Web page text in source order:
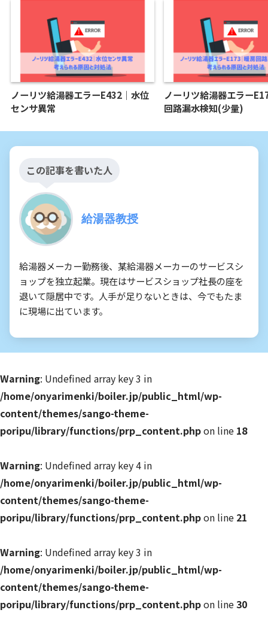
ノーリツ給湯器エラーE432｜水位
センサ異常
ノーリツ給湯器エラー
回路漏水検知(少量)
この記事を書いた人
給湯器教授
給湯器メーカー勤務後、某給湯器メーカーのサービスシ
ョップを独立起業。現在はサービスショップ社長の座を
退いて隠居中です。人手が足りないときは、今でもたま
に現場に出ています。
Warning: Undefined array key 3 in
/home/onyarimenki/boiler.jp/public_html/wp-
content/themes/sango-theme-
poripu/library/functions/prp_content.phpon line 18
Warning: Undefined array key 4 in
/home/onyarimenki/boiler.jp/public_html/wp-
content/themes/sango-theme-
poripu/library/functions/prp_content.phpon line 21
Warning: Undefined array key 3 in
/home/onyarimenki/boiler.jp/public_html/wp-
content/themes/sango-theme-
poripu/library/functions/prp_content.phpon line30